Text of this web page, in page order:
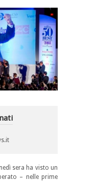
sera ha visto un
– nelle prime